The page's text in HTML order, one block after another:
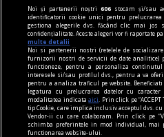
confort
Produse esențiale
Confortul unei locuințe
dimensiunea spațiului
mobilierului, ci de modul
elementele
o atmosferă echilibrată.
Noi și partenerii noștri606 stocăm și/sau
identificatorii cookie unici pentru
gestiona alegerile dvs. făcând clic mai jos
confidențialitate. Aceste alegeri vor fi raportate
multe detalii
Noi si partenerii nostri (retelele de
furnizorii nostri de servicii de date analitice)
functioneze, pentru a personaliza
interesele si/sau profilul dvs., pentru a va
pentru a analiza traficul pe website.
legatura cu prelucrarea datelor cu
modalitatea indicataaici
. Prin click pe
tip Cookie, care implica inclusiv acceptul dvs.
Vendor-ii cu care colaboram. Prin click pe
schimba preferintele in mod individual, mai
functionarea website-ului.